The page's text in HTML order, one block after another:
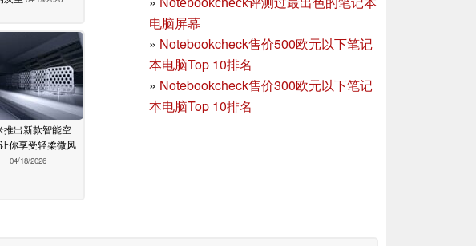
Notebookcheck评测过最出色的笔记本
电脑屏幕
» Notebookcheck售价500欧元以下笔记
本电脑Top 10排名
» Notebookcheck售价300欧元以下笔记
本电脑Top 10排名
推出新款智能空
你享受轻柔微风
04/18/2026